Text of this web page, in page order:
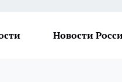
Новости